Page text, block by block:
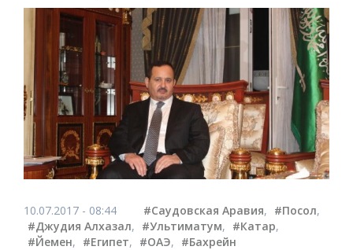
10.07.2017 - 08:44 #Саудовская Аравия, #Посол,
#Джудия Алхазал, #Ультиматум, #Катар,
#Йемен, #Египет, #ОАЭ, #Бахрейн